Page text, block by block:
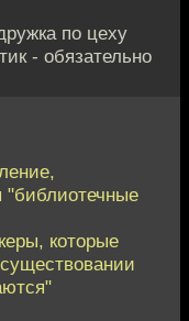
по цеху
- обязательно
которые